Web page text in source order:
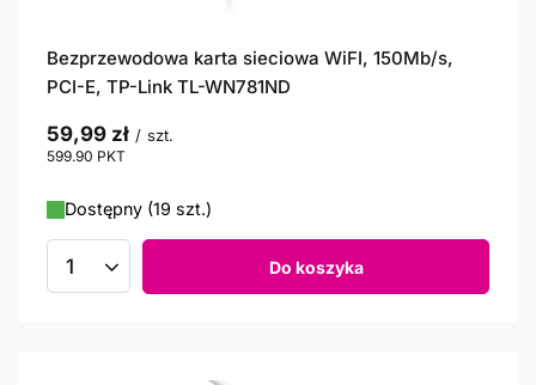
Bezprzewodowa karta sieciowa WiFI, 150Mb/s,
PCI-E, TP-Link TL-WN781ND
59,99 zł / szt.
599.90 PKT
Dostępny (19 szt.)
Ilość produktów Do koszyka